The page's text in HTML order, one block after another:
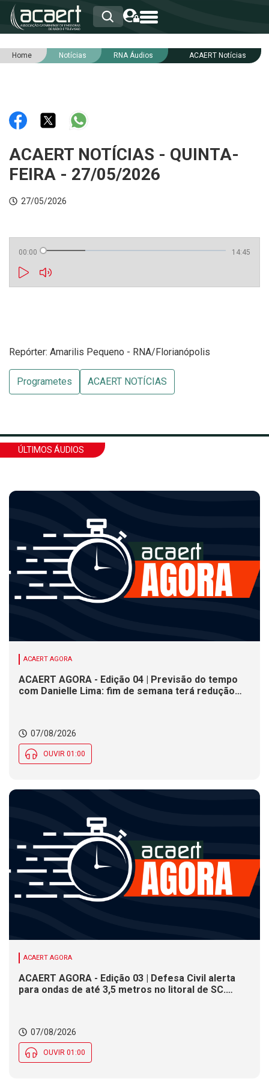
HOME
RNA
NOTÍCIAS
INTEGRIDADE
Home Notícias RNA Áudios ACAERT Notícias
ACAERT NOTÍCIAS - QUINTA-
FEIRA - 27/05/2026
27/05/2026
00:00 14:45
Repórter: Amarilis Pequeno - RNA/Florianópolis
Programetes ACAERT NOTÍCIAS
ÚLTIMOS ÁUDIOS
ACAERT AGORA
ACAERT AGORA - Edição 04 | Previsão do tempo
com Danielle Lima: fim de semana terá redução
07/08/2026
OUVIR 01:00
ACAERT AGORA
ACAERT AGORA - Edição 03 | Defesa Civil alerta
para ondas de até 3,5 metros no litoral de SC.
07/08/2026
OUVIR 01:00